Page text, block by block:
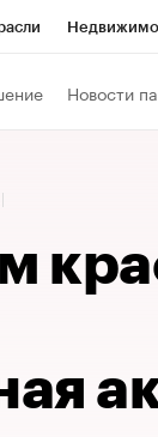
Новости